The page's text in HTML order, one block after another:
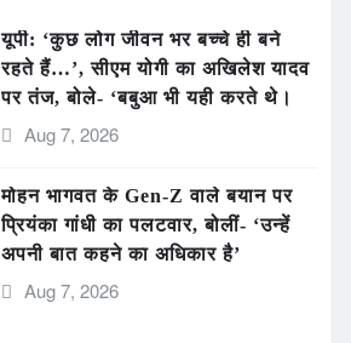
यूपी: ‘कुछ लोग जीवन भर बच्चे ही बने
रहते हैं…’, सीएम योगी का अखिलेश यादव
पर तंज, बोले- ‘बबुआ भी यही करते थे।
Aug 7, 2026
मोहन भागवत के Gen-Z वाले बयान पर
प्रियंका गांधी का पलटवार, बोलीं- ‘उन्हें
अपनी बात कहने का अधिकार है’
Aug 7, 2026